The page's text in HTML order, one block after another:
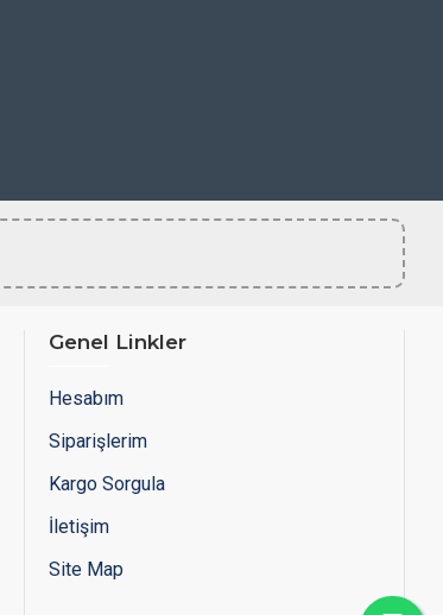
Genel Linkler
Hesabım
Siparişlerim
Kargo Sorgula
İletişim
Site Map